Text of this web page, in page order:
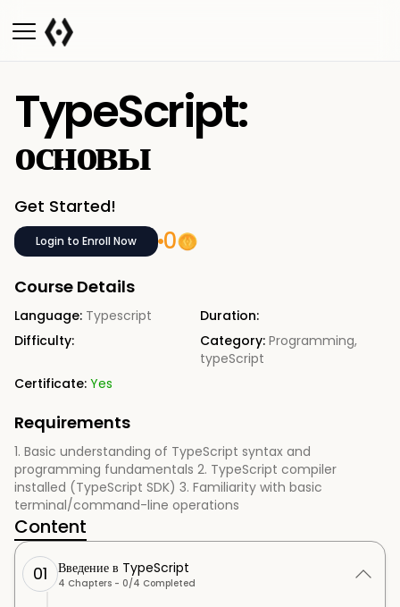
TypeScript:
основы
Get Started!
Login to Enroll Now 0
Course Details
Language: Typescript
Duration:
Difficulty:
Category: Programming,
typeScript
Certificate: Yes
Requirements
1. Basic understanding of TypeScript syntax and
programming fundamentals 2. TypeScript compiler
installed (TypeScript SDK) 3. Familiarity with basic
terminal/command-line operations
Content
01 Введение в TypeScript
4 Chapters - 0/4 Completed